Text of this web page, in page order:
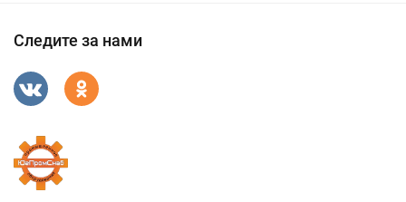
Следите за нами